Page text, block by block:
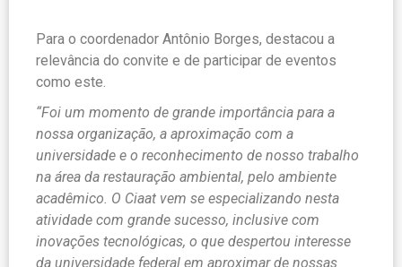
Para o coordenador Antônio Borges, destacou a
relevância do convite e de participar de eventos
como este.
“Foi um momento de grande importância para a
nossa organização, a aproximação com a
universidade e o reconhecimento de nosso trabalho
na área da restauração ambiental, pelo ambiente
acadêmico. O Ciaat vem se especializando nesta
atividade com grande sucesso, inclusive com
inovações tecnológicas, o que despertou interesse
da universidade federal em aproximar de nossas